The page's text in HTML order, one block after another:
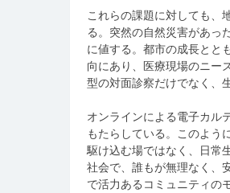
これらの課題に対しても、
る。突然の自然災害があっ
に値する。都市の成長とと
向にあり、医療現場のニー
型の対面診察だけでなく、
オンラインによる電子カル
もたらしている。このよう
駆け込む場ではなく、日常
社会で、誰もが無理なく、
で活力あるコミュニティの